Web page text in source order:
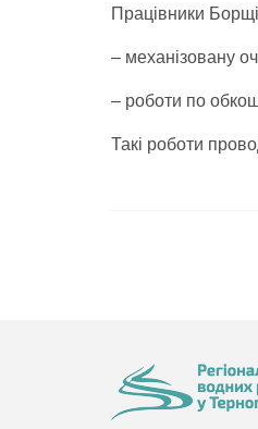
Працівники
– механізовану
– роботи по
Такі роботи